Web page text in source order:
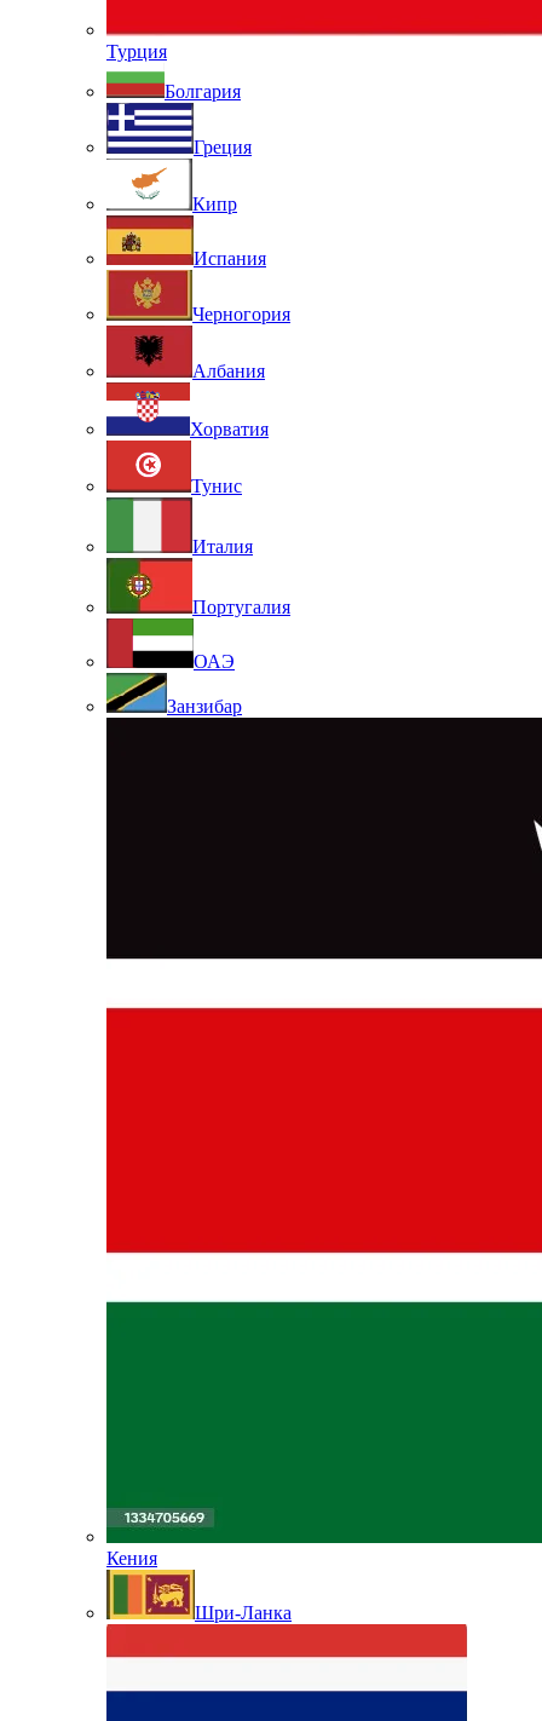
Турция
Болгария
Греция
Кипр
Испания
Черногория
Албания
Хорватия
Тунис
Италия
Португалия
ОАЭ
Занзибар
Кения
Шри-Ланка